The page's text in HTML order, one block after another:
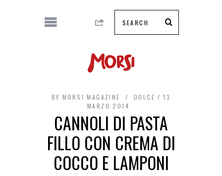
BY MORSI MAGAZINE DOLCE
13
MARZO 2014
CANNOLI DI PASTA
FILLO CON CREMA DI
COCCO E LAMPONI